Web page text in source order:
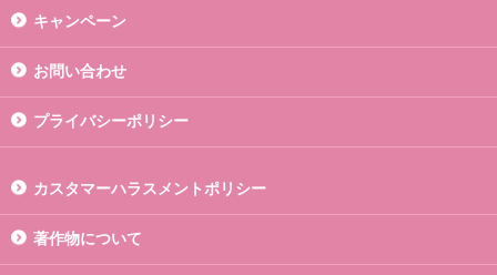
キャンペーン
お問い合わせ
プライバシーポリシー
カスタマーハラスメントポリシー
著作物について